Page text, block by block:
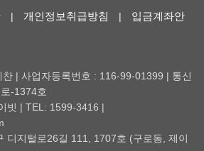
| 개인정보취급방침 |
입금계좌안
| 사업자등록번호 : 116-99-01399 | 통신
-1374호
빗 | TEL: 1599-3416 |
디지털로26길 111, 1707호 (구로동, 제이